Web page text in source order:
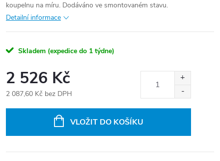
koupelnu na míru. Dodáváno ve smontovaném stavu.
Detailní informace
Skladem (expedice do 1 týdne)
2 526 Kč
2 087,60 Kč bez DPH
VLOŽIT DO KOŠÍKU